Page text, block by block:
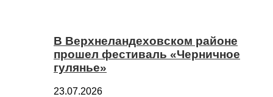
В Верхнеландеховском районе
прошел фестиваль «Черничное
гулянье»
23.07.2026